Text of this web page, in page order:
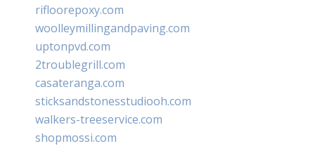
rifloorepoxy.com
woolleymillingandpaving.com
uptonpvd.com
2troublegrill.com
casateranga.com
sticksandstonesstudiooh.com
walkers-treeservice.com
shopmossi.com